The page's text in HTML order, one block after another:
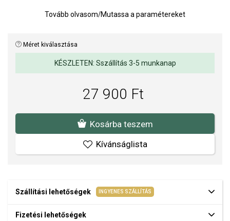
Tovább olvasom/Mutassa a paramétereket
Méret kiválasztása
KÉSZLETEN: Sszállítás 3-5 munkanap
27 900 Ft
Kosárba teszem
Kívánságlista
Szállítási lehetőségek INGYENES SZÁLLÍTÁS
Fizetési lehetőségek